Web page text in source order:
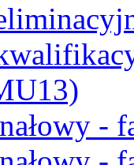
-